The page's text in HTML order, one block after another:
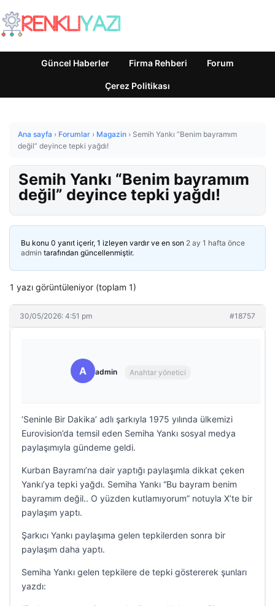
Güncel Haberler Firma Rehberi Forum
Çerez Politikası
Ana sayfa › Forumlar › Magazin › Semih Yankı “Benim bayramım
değil” deyince tepki yağdı!
Semih Yankı “Benim bayramım
değil” deyince tepki yağdı!
Bu konu 0 yanıt içerir, 1 izleyen vardır ve en son 2 ay 1 hafta önce
admin tarafından güncellenmiştir.
1 yazı görüntüleniyor (toplam 1)
30/05/2026: 4:51 pm #18757
A admin Anahtar yönetici
‘Seninle Bir Dakika’ adlı şarkıyla 1975 yılında ülkemizi
Eurovision’da temsil eden Semiha Yankı sosyal medya
paylaşımıyla gündeme geldi.
Kurban Bayramı’na dair yaptığı paylaşımla dikkat çeken
Yankı’ya tepki yağdı. Semiha Yankı “Bu bayram benim
bayramım değil.. O yüzden kutlamıyorum” notuyla X’te bir
paylaşım yaptı.
Şarkıcı Yankı paylaşıma gelen tepkilerden sonra bir
paylaşım daha yaptı.
Semiha Yankı gelen tepkilere de tepki göstererek şunları
yazdı: